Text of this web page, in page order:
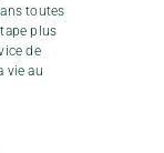
toutes
plus
de
vie au